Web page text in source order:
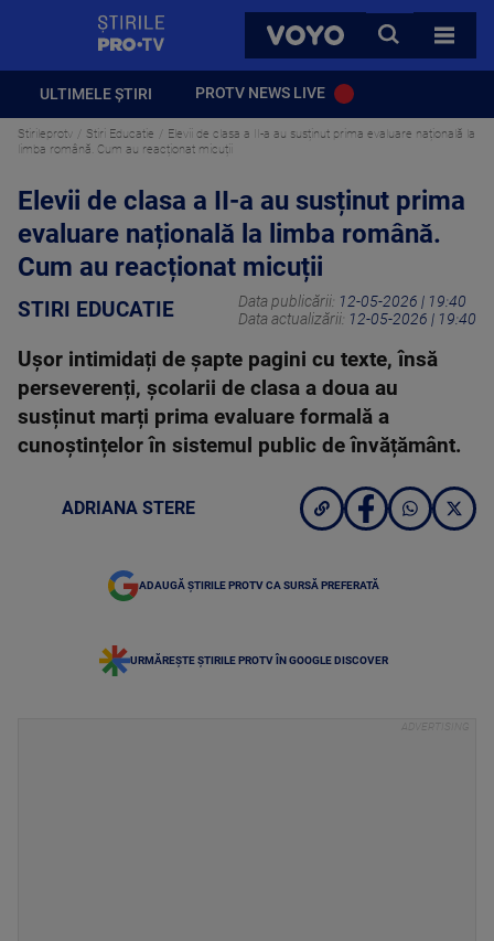
VOYO
CAUTA
TOATE
ULTIMELE ȘTIRI PROTV NEWS LIVE
Stirileprotv Stiri Educatie
Elevii de clasa a II-a au susținut prima evaluare națională la
limba română. Cum au reacționat micuții
Elevii de clasa a II-a au susținut prima
evaluare națională la limba română.
Cum au reacționat micuții
STIRI EDUCATIE Data publicării: 12-05-2026 | 19:40
Data actualizării: 12-05-2026 | 19:40
Ușor intimidați de șapte pagini cu texte, însă
perseverenți, școlarii de clasa a doua au
susținut marți prima evaluare formală a
cunoștințelor în sistemul public de învățământ.
ADRIANA STERE
ADAUGĂ ȘTIRILE PROTV CA SURSĂ PREFERATĂ
URMĂREȘTE ȘTIRILE PROTV ÎN GOOGLE DISCOVER